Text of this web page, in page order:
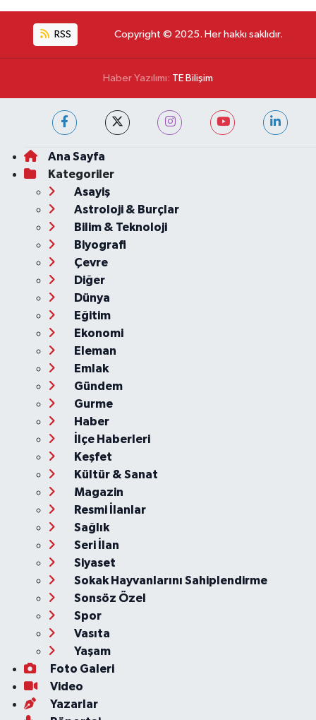
RSS Copyright © 2025. Her hakkı saklıdır.
Haber Yazılımı: TE Bilişim
Ana Sayfa
Kategoriler
Asayiş
Astroloji & Burçlar
Bilim & Teknoloji
Biyografi
Çevre
Diğer
Dünya
Eğitim
Ekonomi
Eleman
Emlak
Gündem
Gurme
Haber
İlçe Haberleri
Keşfet
Kültür & Sanat
Magazin
Resmi İlanlar
Sağlık
Seri İlan
Siyaset
Sokak Hayvanlarını Sahiplendirme
Sonsöz Özel
Spor
Vasıta
Yaşam
Foto Galeri
Video
Yazarlar